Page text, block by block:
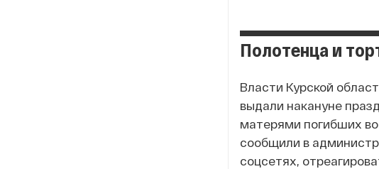
Полотенца и
Власти Курской
выдали накануне
матерями погибших
сообщили в
соцсетях,